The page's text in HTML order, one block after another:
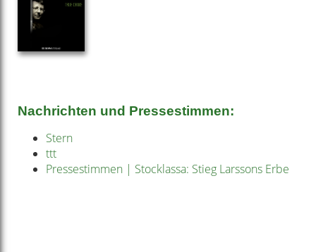
Nachrichten und Pressestimmen:
Stern
ttt
Pressestimmen | Stocklassa: Stieg Larssons Erbe